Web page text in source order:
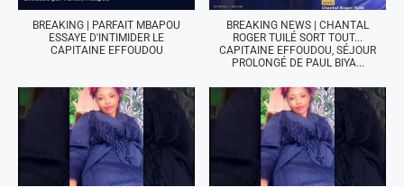
BREAKING | PARFAIT MBAPOU
ESSAYE D'INTIMIDER LE
CAPITAINE EFFOUDOU
BREAKING NEWS | CHANTAL
ROGER TUILÉ SORT TOUT...
CAPITAINE EFFOUDOU, SÉJOUR
PROLONGÉ DE PAUL BIYA...